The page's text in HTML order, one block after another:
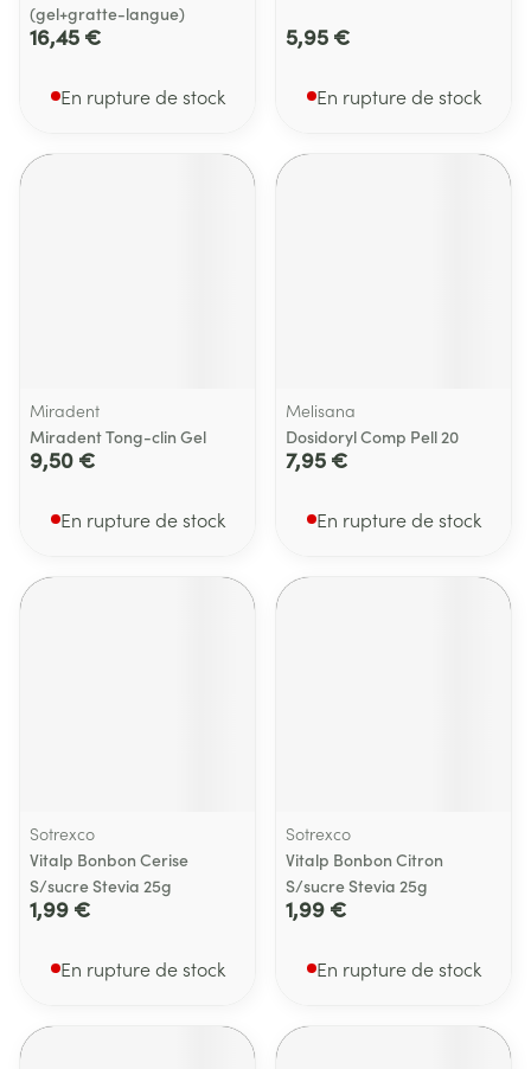
(gel+gratte-langue)
16,45 €
En rupture de stock
5,95 €
En rupture de stock
Miradent
Miradent Tong-clin Gel
9,50 €
En rupture de stock
Melisana
Dosidoryl Comp Pell 20
7,95 €
En rupture de stock
Sotrexco
Vitalp Bonbon Cerise
S/sucre Stevia 25g
1,99 €
En rupture de stock
Sotrexco
Vitalp Bonbon Citron
S/sucre Stevia 25g
1,99 €
En rupture de stock